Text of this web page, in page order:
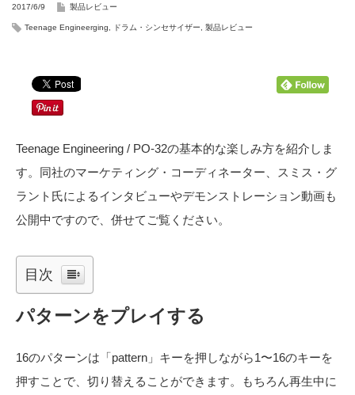
2017/6/9 製品レビュー
Teenage Engineerging ドラム・シンセサイザー 製品レビュー
Teenage Engineering / PO-32の基本的な楽しみ方を紹介しま
す。同社のマーケティング・コーディネーター、スミス・グ
ラント氏によるインタビューやデモンストレーション動画も
公開中ですので、併せてご覧ください。
目次
パターンをプレイする
16のパターンは「pattern」キーを押しながら1〜16のキーを
押すことで、切り替えることができます。もちろん再生中に